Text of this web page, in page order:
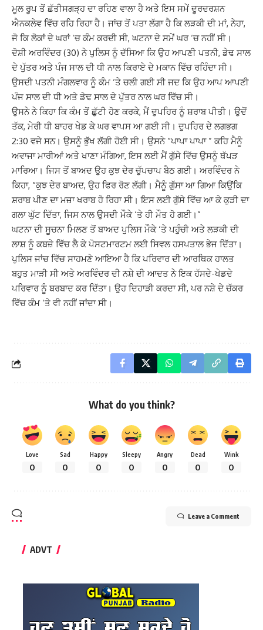
ਮੂਲ ਰੂਪ ਤੋਂ ਛੱਤੀਸਗੜ੍ਹ ਦਾ ਰਹਿਣ ਵਾਲਾ ਹੈ ਅਤੇ ਇਸ ਸਮੇਂ ਦੂਰਦਰਸ਼ਨ
ਐਨਕਲੇਵ ਵਿੱਚ ਰਹਿ ਰਿਹਾ ਹੈ। ਜਾਂਚ ਤੋਂ ਪਤਾ ਲੱਗਾ ਹੈ ਕਿ ਲੜਕੀ ਦੀ ਮਾਂ, ਨੇਹਾ,
ਜੋ ਕਿ ਲੋਕਾਂ ਦੇ ਘਰਾਂ ‘ਚ ਕੰਮ ਕਰਦੀ ਸੀ, ਘਟਨਾ ਦੇ ਸਮੇਂ ਘਰ ‘ਚ ਨਹੀਂ ਸੀ।
ਦੋਸ਼ੀ ਅਰਵਿੰਦਰ (30) ਨੇ ਪੁਲਿਸ ਨੂੰ ਦੱਸਿਆ ਕਿ ਉਹ ਆਪਣੀ ਪਤਨੀ, ਡੇਢ ਸਾਲ
ਦੇ ਪੁੱਤਰ ਅਤੇ ਪੰਜ ਸਾਲ ਦੀ ਧੀ ਨਾਲ ਕਿਰਾਏ ਦੇ ਮਕਾਨ ਵਿੱਚ ਰਹਿੰਦਾ ਸੀ।
ਉਸਦੀ ਪਤਨੀ ਮੰਗਲਵਾਰ ਨੂੰ ਕੰਮ ‘ਤੇ ਚਲੀ ਗਈ ਸੀ ਜਦ ਕਿ ਉਹ ਆਪ ਆਪਣੀ
ਪੰਜ ਸਾਲ ਦੀ ਧੀ ਅਤੇ ਡੇਢ ਸਾਲ ਦੇ ਪੁੱਤਰ ਨਾਲ ਘਰ ਵਿੱਚ ਸੀ।
ਉਸਨੇ ਨੇ ਕਿਹਾ ਕਿ ਕੰਮ ਤੋਂ ਛੁੱਟੀ ਹੋਣ ਕਰਕੇ, ਮੈਂ ਦੁਪਹਿਰ ਨੂੰ ਸ਼ਰਾਬ ਪੀਤੀ। ਉਦੋਂ
ਤੱਕ, ਮੇਰੀ ਧੀ ਬਾਹਰ ਖੇਡ ਕੇ ਘਰ ਵਾਪਸ ਆ ਗਈ ਸੀ। ਦੁਪਹਿਰ ਦੇ ਲਗਭਗ
2:30 ਵਜੇ ਸਨ। ਉਸਨੂੰ ਭੁੱਖ ਲੱਗੀ ਹੋਈ ਸੀ। ਉਸਨੇ “ਪਾਪਾ ਪਾਪਾ ” ਕਹਿ ਮੈਨੂੰ
ਅਵਾਜਾ ਮਾਰੀਆਂ ਅਤੇ ਖਾਣਾ ਮੰਗਿਆ, ਇਸ ਲਈ ਮੈਂ ਗੁੱਸੇ ਵਿੱਚ ਉਸਨੂੰ ਥੱਪੜ
ਮਾਰਿਆ। ਜਿਸ ਤੋਂ ਬਾਅਦ ਉਹ ਕੁਝ ਦੇਰ ਚੁੱਪਚਾਪ ਬੈਠ ਗਈ। ਅਰਵਿੰਦਰ ਨੇ
ਕਿਹਾ, “ਕੁਝ ਦੇਰ ਬਾਅਦ, ਉਹ ਫਿਰ ਰੋਣ ਲੱਗੀ। ਮੈਨੂੰ ਗੁੱਸਾ ਆ ਗਿਆ ਕਿਉਂਕਿ
ਸ਼ਰਾਬ ਪੀਣ ਦਾ ਮਜ਼ਾ ਖਰਾਬ ਹੋ ਰਿਹਾ ਸੀ। ਇਸ ਲਈ ਗੁੱਸੇ ਵਿੱਚ ਆ ਕੇ ਕੁੜੀ ਦਾ
ਗਲਾ ਘੁੱਟ ਦਿੱਤਾ, ਜਿਸ ਨਾਲ ਉਸਦੀ ਮੌਕੇ ‘ਤੇ ਹੀ ਮੌਤ ਹੋ ਗਈ।”
ਘਟਨਾ ਦੀ ਸੂਚਨਾ ਮਿਲਣ ਤੋਂ ਬਾਅਦ ਪੁਲਿਸ ਮੌਕੇ ‘ਤੇ ਪਹੁੰਚੀ ਅਤੇ ਲੜਕੀ ਦੀ
ਲਾਸ਼ ਨੂੰ ਕਬਜ਼ੇ ਵਿੱਚ ਲੈ ਕੇ ਪੋਸਟਮਾਰਟਮ ਲਈ ਸਿਵਲ ਹਸਪਤਾਲ ਭੇਜ ਦਿੱਤਾ।
ਪੁਲਿਸ ਜਾਂਚ ਵਿੱਚ ਸਾਹਮਣੇ ਆਇਆ ਹੈ ਕਿ ਪਰਿਵਾਰ ਦੀ ਆਰਥਿਕ ਹਾਲਤ
ਬਹੁਤ ਮਾੜੀ ਸੀ ਅਤੇ ਅਰਵਿੰਦਰ ਦੀ ਨਸ਼ੇ ਦੀ ਆਦਤ ਨੇ ਇਕ ਹੱਸਦੇ-ਖੇਡਦੇ
ਪਰਿਵਾਰ ਨੂੰ ਬਰਬਾਦ ਕਰ ਦਿੱਤਾ। ਉਹ ਦਿਹਾੜੀ ਕਰਦਾ ਸੀ, ਪਰ ਨਸ਼ੇ ਦੇ ਚੱਕਰ
ਵਿੱਚ ਕੰਮ ‘ਤੇ ਵੀ ਨਹੀਂ ਜਾਂਦਾ ਸੀ।
What do you think?
Love
0
Sad
0
Happy
0
Sleepy
0
Angry
0
Dead
0
Wink
0
Leave a Comment
ADVT